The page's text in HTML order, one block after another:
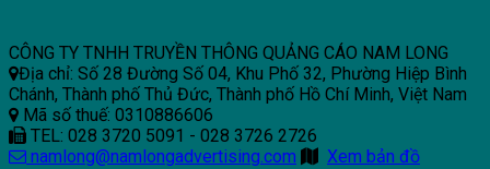
CÔNG TY TNHH TRUYỀN THÔNG QUẢNG CÁO NAM LONG
Địa chỉ: Số 28 Đường Số 04, Khu Phố 32, Phường Hiệp Bình
Chánh, Thành phố Thủ Đức, Thành phố Hồ Chí Minh, Việt Nam
Mã số thuế: 0310886606
TEL: 028 3720 5091 - 028 3726 2726
namlong@namlongadvertising.com
Xem bản đồ